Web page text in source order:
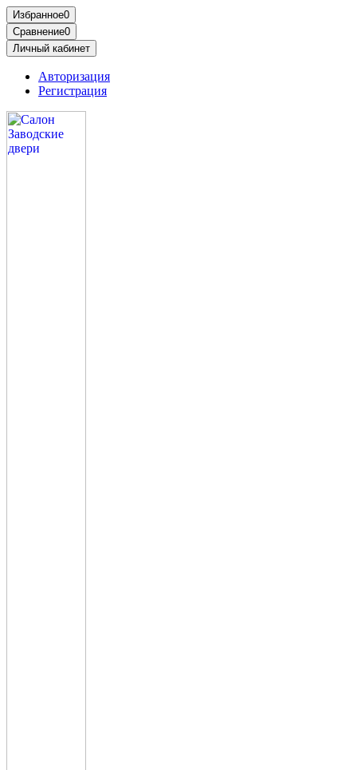
Избранное0
Сравнение0
Личный кабинет
Авторизация
Регистрация